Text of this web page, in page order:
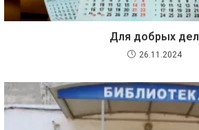
Для добрых дел
26.11.2024